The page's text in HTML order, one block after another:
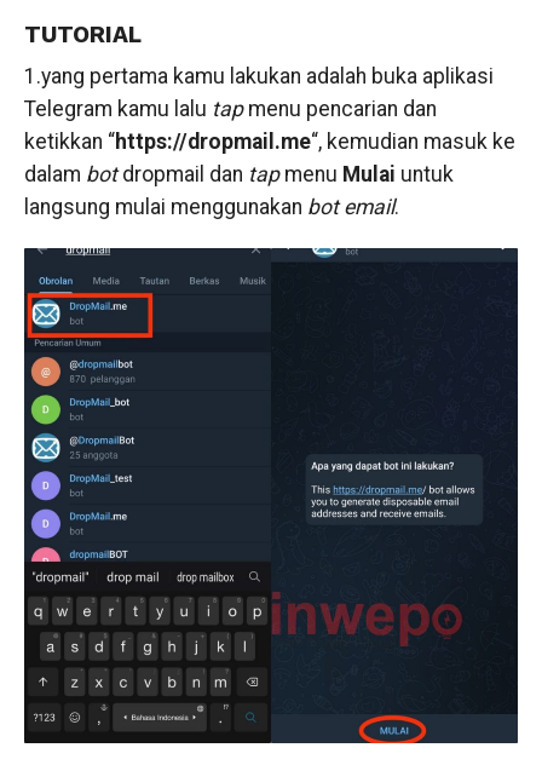
TUTORIAL
1.yang pertama kamu lakukan adalah buka aplikasi
Telegram kamu lalu tapmenu pencarian dan
ketikkan “https://dropmail.me“, kemudian masuk ke
dalam botdropmail dan tapmenu Mulai untuk
langsung mulai menggunakan bot email.